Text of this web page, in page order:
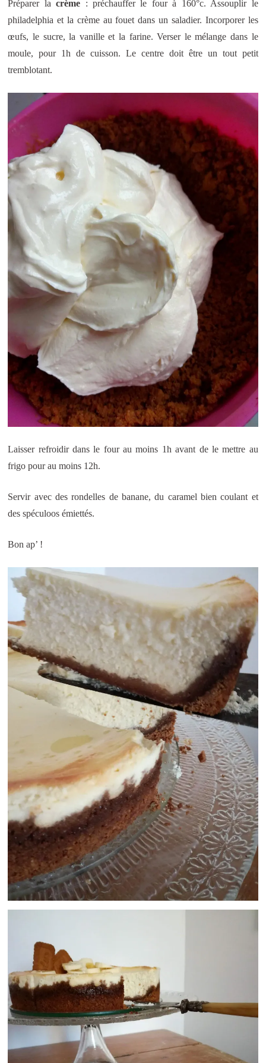
Préparer lacrème : préchauffer le four à 160°c. Assouplir le
philadelphia et la crème au fouet dans un saladier. Incorporer les
œufs, le sucre, la vanille et la farine. Verser le mélange dans le
moule, pour 1h de cuisson. Le centre doit être un tout petit
tremblotant.
Laisser refroidir dans le four au moins 1h avant de le mettre au
frigo pour au moins 12h.
Servir avec des rondelles de banane, du caramel bien coulant et
des spéculoos émiettés.
Bon ap’ !